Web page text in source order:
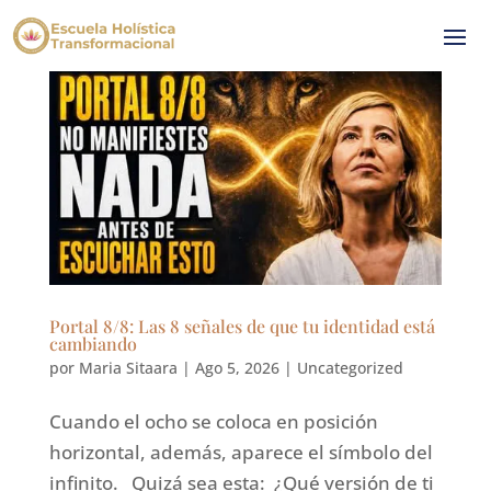
Portal 8/8: Las 8 señales de que tu identidad está
cambiando
por Maria Sitaara | Ago 5, 2026| Uncategorized
Cuando el ocho se coloca en posición
horizontal, además, aparece el símbolo del
infinito. Quizá sea esta: ¿Qué versión de ti